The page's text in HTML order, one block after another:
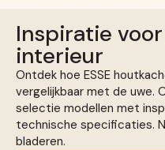
Inspiratie
interieur
Ontdek hoe ESSE
vergelijkbaar met de uwe.
selectie modellen met
technische specificaties.
bladeren.